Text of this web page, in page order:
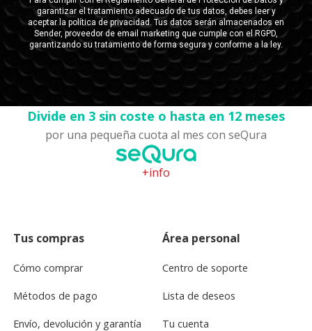
Divide en 3 sin coste o hasta en 12 meses
por una pequeña cuota al mes con seQura
+info
Tus compras
Cómo comprar
Métodos de pago
Envío, devolución y garantía
Área personal
Centro de soporte
Lista de deseos
Tu cuenta